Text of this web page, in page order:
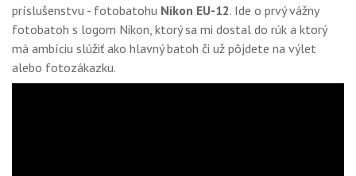
GALÉRIA
PORADŇA
SÚŤAŽE
príslušenstvu - fotobatohu Nikon EU-12. Ide o prvý vážny
fotobatoh s logom Nikon, ktorý sa mi dostal do rúk a ktorý
má ambíciu slúžiť ako hlavný batoh či už pôjdete na výlet
alebo fotozákazku.